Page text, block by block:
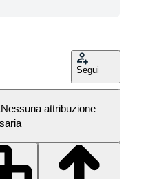
Segui
Nessuna attribuzione